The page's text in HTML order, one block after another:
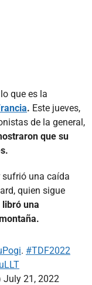
que es la
. Este jueves,
de la general,
que su
sufrió una caída
quien sigue
libró una
. #TDF2022
July 21, 2022